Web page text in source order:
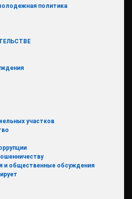
политика
участков
и общественные обсуждения